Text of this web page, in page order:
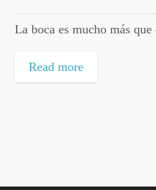
La boca es mucho más
Read more